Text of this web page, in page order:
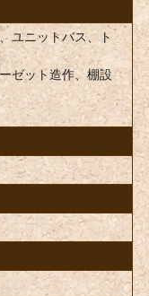
ユニットバス、ト
ゼット造作、棚設